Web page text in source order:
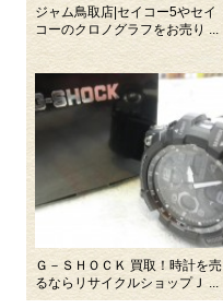
ジャム鳥取店|セイコー5やセイ
コーのクロノグラフをお売り ...
Ｇ－ＳＨＯＣＫ 買取！時計を売
るならリサイクルショップＪ ...